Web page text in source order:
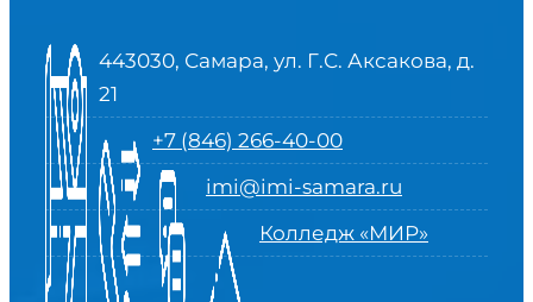
443030, Самара, ул. Г.С. Аксакова, д.
21
+7 (846) 266-40-00
imi@imi-samara.ru
Колледж «МИР»